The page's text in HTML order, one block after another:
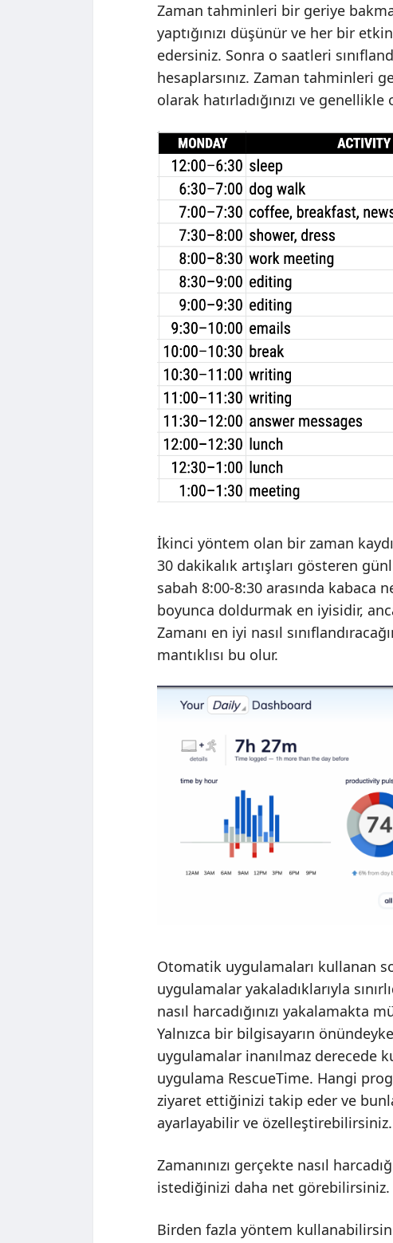
Zaman tahminleri bir geriye
yaptığınızı düşünür ve her bir
edersiniz. Sonra o saatleri
hesaplarsınız. Zaman tahminleri
olarak hatırladığınızı ve
İkinci yöntem olan bir zaman
30 dakikalık artışları gösteren
sabah 8:00-8:30 arasında kabaca
boyunca doldurmak en iyisidir,
Zamanı en iyi nasıl
mantıklısı bu olur.
Otomatik uygulamaları kullanan
uygulamalar yakaladıklarıyla
nasıl harcadığınızı yakalamakta
Yalnızca bir bilgisayarın
uygulamalar inanılmaz derecede
uygulama RescueTime. Hangi
ziyaret ettiğinizi takip eder ve
ayarlayabilir ve özelleştirebilirsiniz.
Zamanınızı gerçekte nasıl
istediğinizi daha net görebilirsiniz.
Birden fazla yöntem